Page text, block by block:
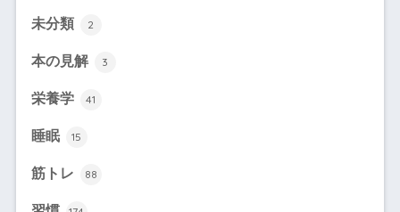
未分類 2
本の見解 3
栄養学 41
睡眠 15
筋トレ 88